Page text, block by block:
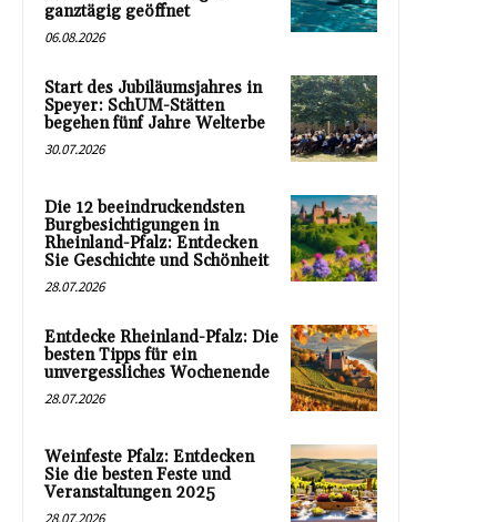
ganztägig geöffnet
06.08.2026
Start des Jubiläumsjahres in
Speyer: SchUM-Stätten
begehen fünf Jahre Welterbe
30.07.2026
Die 12 beeindruckendsten
Burgbesichtigungen in
Rheinland-Pfalz: Entdecken
Sie Geschichte und Schönheit
28.07.2026
Entdecke Rheinland-Pfalz: Die
besten Tipps für ein
unvergessliches Wochenende
28.07.2026
Weinfeste Pfalz: Entdecken
Sie die besten Feste und
Veranstaltungen 2025